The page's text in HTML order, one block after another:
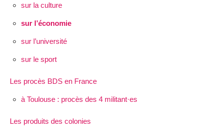
sur la culture
sur l’économie
sur l’université
sur le sport
Les procès BDS en France
à Toulouse : procès des 4 militant·es
Les produits des colonies